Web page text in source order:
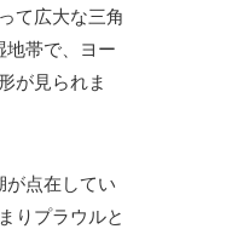
て広大な三角
帯で、ヨー
が見られま
点在してい
りプラウルと